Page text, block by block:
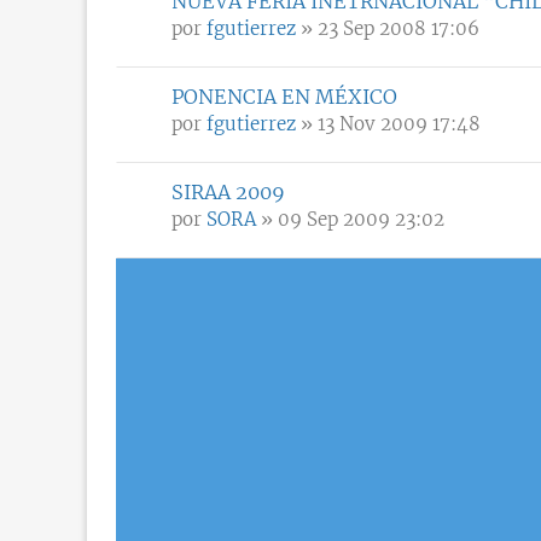
por fgutierrez » 23 Sep 2008 17:06
PONENCIA EN MÉXICO
por fgutierrez » 13 Nov 2009 17:48
SIRAA 2009
por SORA» 09 Sep 2009 23:02